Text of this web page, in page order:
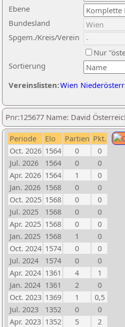
Ebene
Sortierung
Bundesland
Spgem./Kreis/Verein
Nur
Vereinslisten:Wien
Pnr:125677 Name: David
Periode Elo Partien Pkt.
Oct. 2026 1564 0
0
Jul. 2026
1564 0
0
Apr. 2026 1564 1
0
Jan. 2026 1568 0
0
Oct. 2025 1568 0
0
Jul. 2025
1568 0
0
Apr. 2025 1568 0
0
Jan. 2025 1568 1
0
Oct. 2024 1574 0
0
Jul. 2024
1574 0
0
Apr. 2024 1361 4
1
Jan. 2024 1361 2
0
Oct. 2023 1369 1
0,5
Jul. 2023
1352 0
0
Apr. 2023 1352 5
2